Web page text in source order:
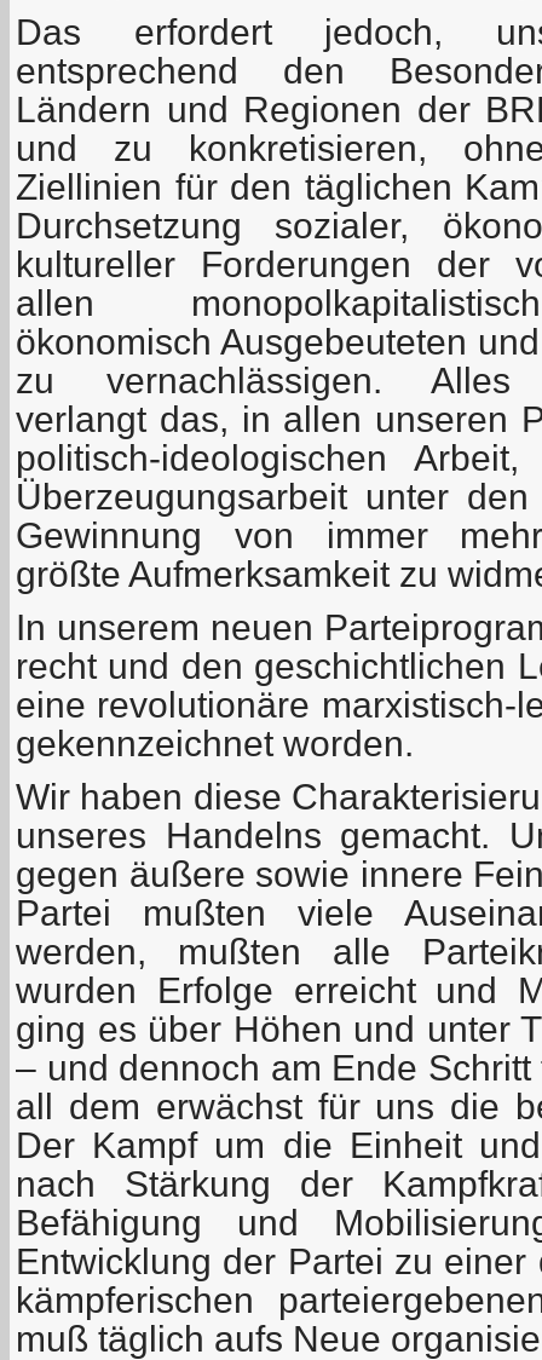
Das erfordert jedoch,
entsprechend den
Ländern und Regionen der
und zu konkretisieren,
Ziellinien für den täglichen
Durchsetzung sozialer,
kultureller Forderungen der
allen
ökonomisch Ausgebeuteten
zu vernachlässigen. Alles
verlangt das, in allen unseren
politisch-ideologischen
Überzeugungsarbeit unter
Gewinnung von immer
größte Aufmerksamkeit zu
In unserem neuen
recht und den geschichtlichen
eine revolutionäre marxistisch-
gekennzeichnet worden.
Wir haben diese
unseres Handelns gemacht.
gegen äußere sowie innere
Partei mußten viele
werden, mußten alle
wurden Erfolge erreicht und
ging es über Höhen und unter
– und dennoch am Ende
all dem erwächst für uns die
Der Kampf um die Einheit
nach Stärkung der
Befähigung und
Entwicklung der Partei zu
kämpferischen
muß täglich aufs Neue